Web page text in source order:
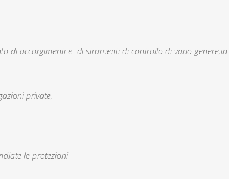
di accorgimenti e di strumenti di controllo di vario
private,
le protezioni